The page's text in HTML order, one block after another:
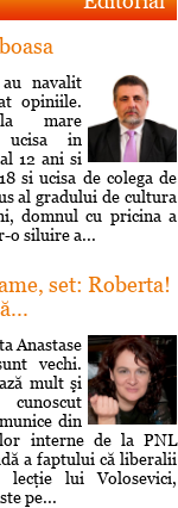
navalit
opiniile.
la mare
ucisa in
12 ani si
si ucisa de colega de
al gradului de cultura
domnul cu pricina a
o siluire a...
set: Roberta!
Anastase
vechi.
mult şi
din
interne de la PNL
a faptului că liberalii
lui Volosevici,
pe...